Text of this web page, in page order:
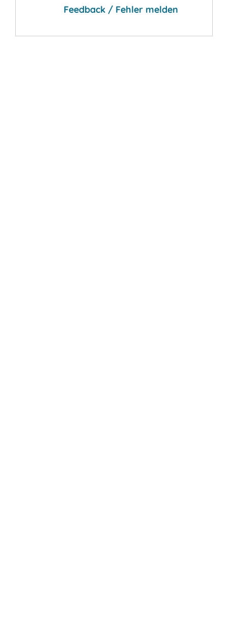
Feedback / Fehler melden